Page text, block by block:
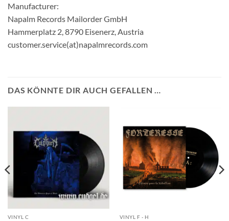
Manufacturer:
Napalm Records Mailorder GmbH
Hammerplatz 2, 8790 Eisenerz, Austria
customer.service(at)napalmrecords.com
DAS KÖNNTE DIR AUCH GEFALLEN …
VINYL C VINYL F - H